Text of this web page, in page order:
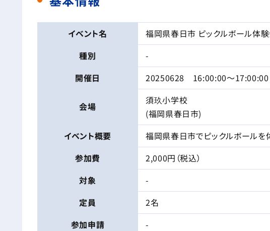
イベント名
福岡県春日市 ピックルボール体
種別
-
開催日
20250628 16:00:00〜17:00:00
会場
須玖小学校
(福岡県春日市)
イベント概要
福岡県春日市でピックルボールを
参加費
2,000円（税込）
対象
-
定員
2名
参加申請
-